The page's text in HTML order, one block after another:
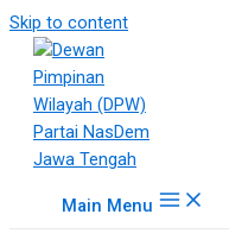
18Tube.tv
free
hosting
service
Skip to content
Main Menu